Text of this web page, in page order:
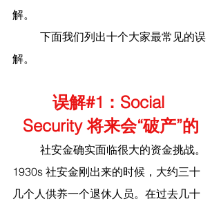
解。
解。
误解#1：Social
Security 将来会“破产”的
1930s 社安金刚出来的时候，大约三十
几个人供养一个退休人员。在过去几十